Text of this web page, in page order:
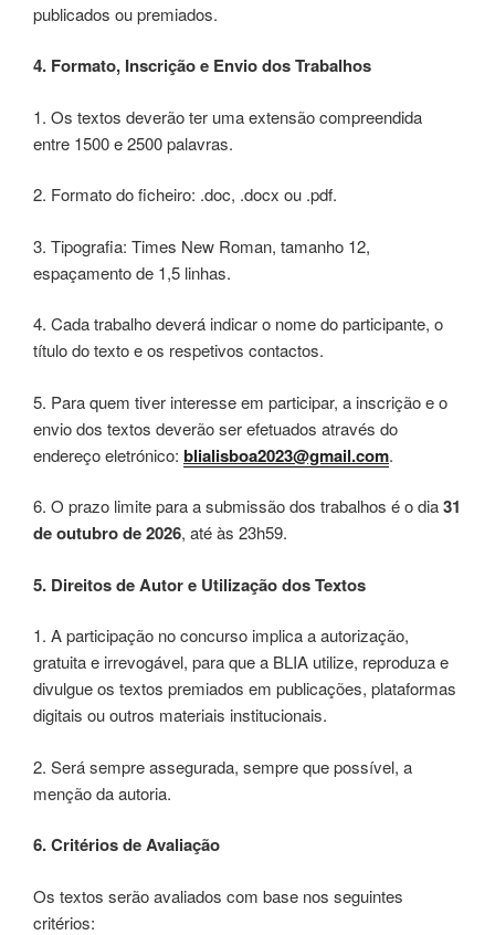
publicados ou premiados.
4. Formato, Inscrição e Envio dos Trabalhos
1. Os textos deverão ter uma extensão compreendida
entre 1500 e 2500 palavras.
2. Formato do ficheiro: .doc, .docx ou .pdf.
3. Tipografia: Times New Roman, tamanho 12,
espaçamento de 1,5 linhas.
4. Cada trabalho deverá indicar o nome do participante, o
título do texto e os respetivos contactos.
5. Para quem tiver interesse em participar, a inscrição e o
envio dos textos deverão ser efetuados através do
endereço eletrónico: blialisboa2023@gmail.com.
6. O prazo limite para a submissão dos trabalhos é o dia31
de outubro de 2026, até às 23h59.
5. Direitos de Autor e Utilização dos Textos
1. A participação no concurso implica a autorização,
gratuita e irrevogável, para que a BLIA utilize, reproduza e
divulgue os textos premiados em publicações, plataformas
digitais ou outros materiais institucionais.
2. Será sempre assegurada, sempre que possível, a
menção da autoria.
6. Critérios de Avaliação
Os textos serão avaliados com base nos seguintes
critérios: